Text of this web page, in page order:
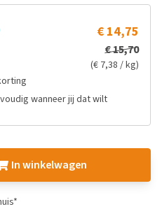
€ 14,75
€ 15,70
(€ 7,38 / kg)
wanneer jij dat wilt
In winkelwagen